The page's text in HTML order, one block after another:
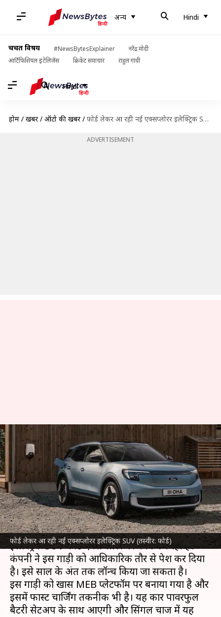
अन्य Hindi
चर्चित विषय #NewsBytesExplainer
नरेंद्र मोदी
आर्टिफिशियल इंटेलिजेंस
क्रिकेट समाचार राहुल गांधी
Hindi
होम / खबरें / ऑटो की खबरें / फोर्ड लेकर आ रही नई एक्सप्लोरर इलेक्ट्रिक SUV, जानिए इसकी खासियत
ADVERTISEMENT
फोर्ड लेकर आ रही नई एक्सप्लोरर इलेक्ट्रिक SUV (तस्वीर: फोर्ड)
फोर्ड लेकर आ रही नई एक्सप्लोरर
इलेक्ट्रिक SUV, जानिए इसकी
खासियत
लेखन अविनाश Mar 22, 2023 01:52 pm
क्या है खबर?
अमेरिका दिग्गज वाहन निर्माता कंपनीफोर्ड मोटर्सएक नई
इलेक्ट्रिक SUV फोर्ड एक्सप्लोरर पर काम कर रही है।
कंपनी ने इस गाड़ी को आधिकारिक तौर से पेश कर दिया
है। इसे साल के अंत तक लॉन्च किया जा सकता है।
इस गाड़ी को खास MEB प्लेटफॉर्म पर बनाया गया है और
इसमें फास्ट चार्जिंग तकनीक भी है। यह कार पावरफुल
बैटरी सेटअप के साथ आएगी और सिंगल चार्ज में यह